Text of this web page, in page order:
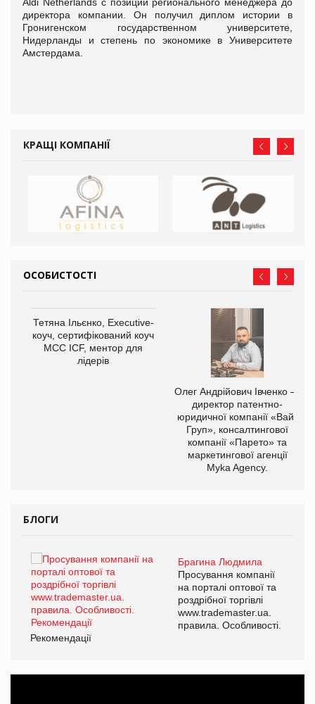
директора компании. Он получил диплом истории в
Гронигенском государственном университете,
Нидерланды и степень по экономике в Университете
Амстердама.
КРАЩІ КОМПАНІЇ
ОСОБИСТОСТІ
Тетяна Ільєнко, Executive-
коуч, сертифікований коуч
МСС ICF, ментор для
лідерів
Олег Андрійович Івченко —
директор патентно-
юридичної компанії «Вайз
Груп», консалтингової
компанії «Парето» та
маркетингової агенції
Myka Agency.
БЛОГИ
Брагина Людмила
Просування компанії
на порталі оптової та
роздрібної торгівлі
www.trademaster.ua.
правила. Особливості.
Рекомендації